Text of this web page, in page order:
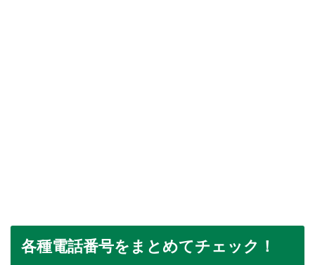
各種電話番号をまとめてチェック！